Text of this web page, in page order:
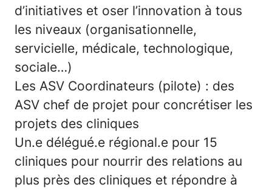
d’initiatives et oser l’innovation à tous
les niveaux (organisationnelle,
servicielle, médicale, technologique,
sociale…)
Les ASV Coordinateurs (pilote) : des
ASV chef de projet pour concrétiser les
projets des cliniques
Un.e délégué.e régional.e pour 15
cliniques pour nourrir des relations au
plus près des cliniques et répondre à